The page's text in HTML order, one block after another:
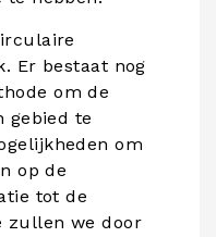
Er bestaat nog
om de
gebied te
om
op de
tot de
zullen we door